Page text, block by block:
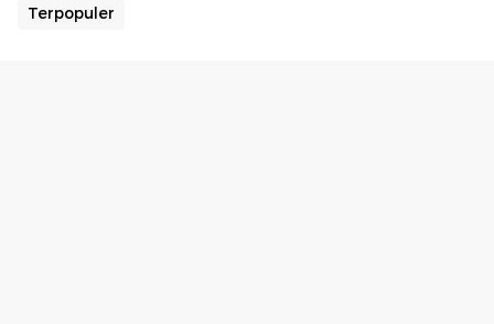
Terpopuler